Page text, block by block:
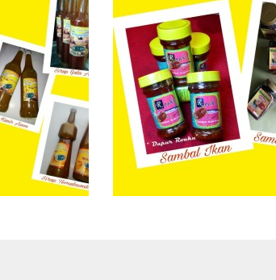
Aneka
Sambal